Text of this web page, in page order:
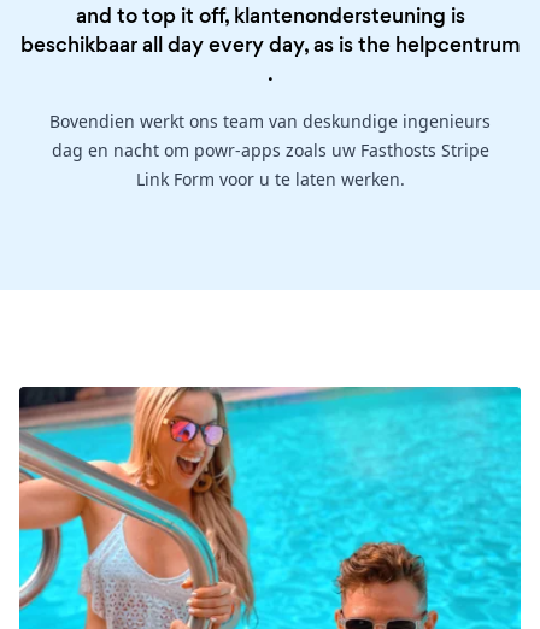
and to top it off, klantenondersteuning is
beschikbaar all day every day, as is the helpcentrum
.
Bovendien werkt ons team van deskundige ingenieurs
dag en nacht om powr-apps zoals uw Fasthosts Stripe
Link Form voor u te laten werken.